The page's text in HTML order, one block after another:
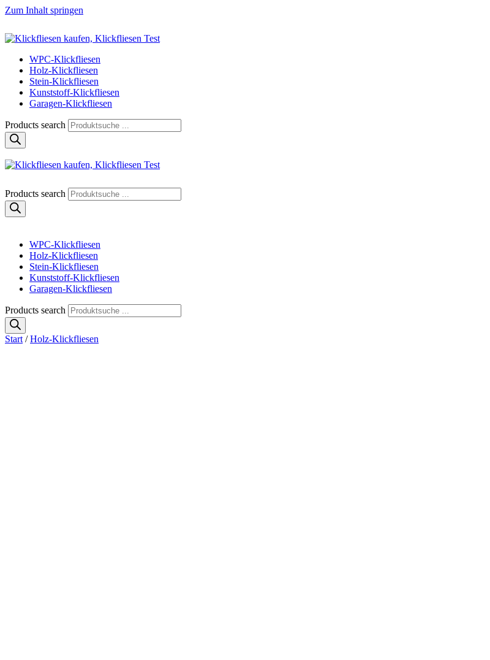
Zum Inhalt springen
Klickfliese | klick-klick-fertig
Klickfliesen online kaufen
WPC-Klickfliesen
Holz-Klickfliesen
Stein-Klickfliesen
Kunststoff-Klickfliesen
Garagen-Klickfliesen
Products search
Klickfliese | klick-klick-fertig
Klickfliesen online kaufen
Products search
WPC-Klickfliesen
Holz-Klickfliesen
Stein-Klickfliesen
Kunststoff-Klickfliesen
Garagen-Klickfliesen
Products search
Start /Holz-Klickfliesen